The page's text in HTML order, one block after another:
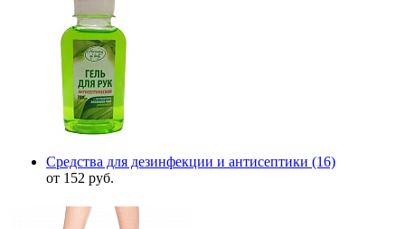
Средства для дезинфекции и антисептики (16)
от 152 руб.